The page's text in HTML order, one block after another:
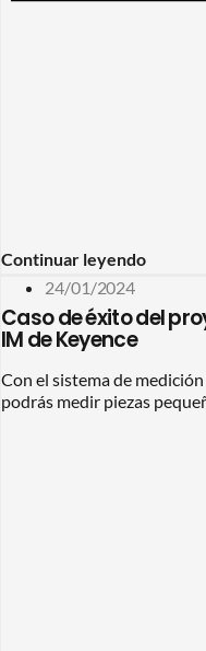
Continuar leyendo
24/01/2024
Caso de éxito del
IM de Keyence
Con el sistema de
podrás medir piezas